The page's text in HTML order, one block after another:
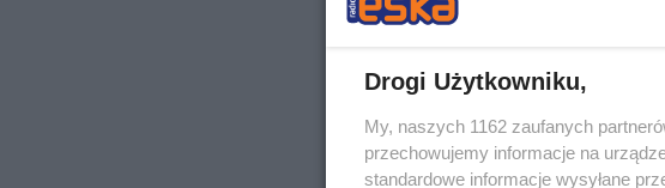
Drogi Użytkowniku,
My, naszych 1162 zaufanych
przechowujemy informacje na
standardowe informacje wysyłane